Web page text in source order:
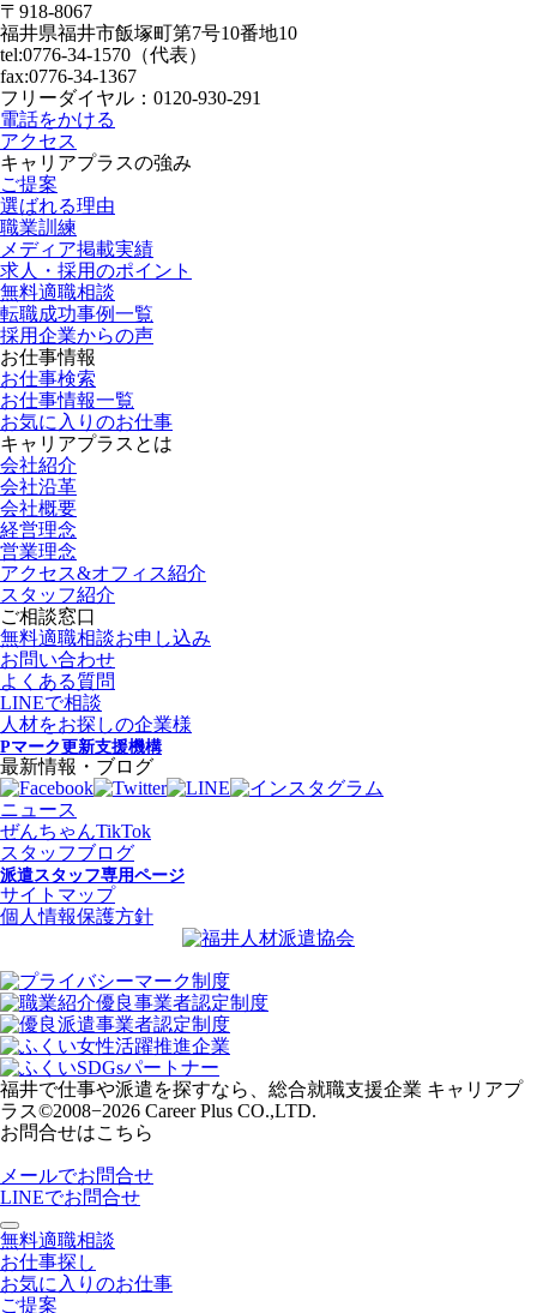
〒918-8067
福井県福井市飯塚町第7号10番地10
tel:0776-34-1570（代表）
fax:0776-34-1367
フリーダイヤル：0120-930-291
電話をかける
アクセス
キャリアプラスの強み
ご提案
選ばれる理由
職業訓練
メディア掲載実績
求人・採用のポイント
無料適職相談
転職成功事例一覧
採用企業からの声
お仕事情報
お仕事検索
お仕事情報一覧
お気に入りのお仕事
キャリアプラスとは
会社紹介
会社沿革
会社概要
経営理念
営業理念
アクセス&オフィス紹介
スタッフ紹介
ご相談窓口
無料適職相談お申し込み
お問い合わせ
よくある質問
LINEで相談
人材をお探しの企業様
Pマーク更新支援機構
最新情報・ブログ
ニュース
ぜんちゃんTikTok
スタッフブログ
派遣スタッフ専用ページ
サイトマップ
個人情報保護方針
福井で仕事や派遣を探すなら、総合就職支援企業 キャリアプ
ラス©2008−2026 Career Plus CO.,LTD.
お問合せはこちら
メールでお問合せ
LINEでお問合せ
無料適職相談
お仕事探し
お気に入りのお仕事
ご提案